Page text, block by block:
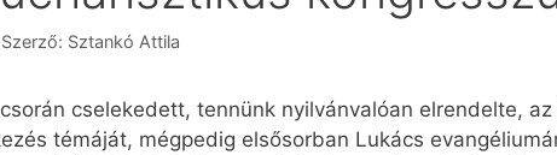
Szerző: Sztankó Attila
cselekedett, tennünk nyilvánvalóan elrendelte,
témáját, mégpedig elsősorban Lukács